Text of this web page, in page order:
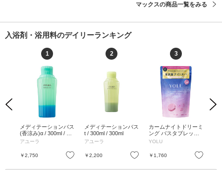
マックスの商品一覧をみる
入浴剤・浴用料のデイリーランキング
Previous
お気に入り
1
メディテーションバス
(香涼み)α / 300ml / 本
体 / 300ml
アユーラ
￥2,750 お気に入り
2
メディテーションバス
t / 300ml / 300ml
アユーラ
￥2,200 お気に入り
3
カームナイトドリーミ
ング バスタブレット /
40g×6錠 / 40g×6錠
YOLU
￥1,760
Next